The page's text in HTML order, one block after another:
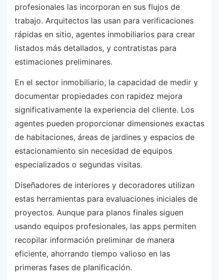
profesionales las incorporan en sus flujos de
trabajo. Arquitectos las usan para verificaciones
rápidas en sitio, agentes inmobiliarios para crear
listados más detallados, y contratistas para
estimaciones preliminares.
En el sector inmobiliario, la capacidad de medir y
documentar propiedades con rapidez mejora
significativamente la experiencia del cliente. Los
agentes pueden proporcionar dimensiones exactas
de habitaciones, áreas de jardines y espacios de
estacionamiento sin necesidad de equipos
especializados o segundas visitas.
Diseñadores de interiores y decoradores utilizan
estas herramientas para evaluaciones iniciales de
proyectos. Aunque para planos finales siguen
usando equipos profesionales, las apps permiten
recopilar información preliminar de manera
eficiente, ahorrando tiempo valioso en las
primeras fases de planificación.